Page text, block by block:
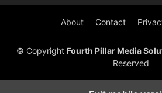
About Contact
© Copyright Fourth Pillar Media
Reserved